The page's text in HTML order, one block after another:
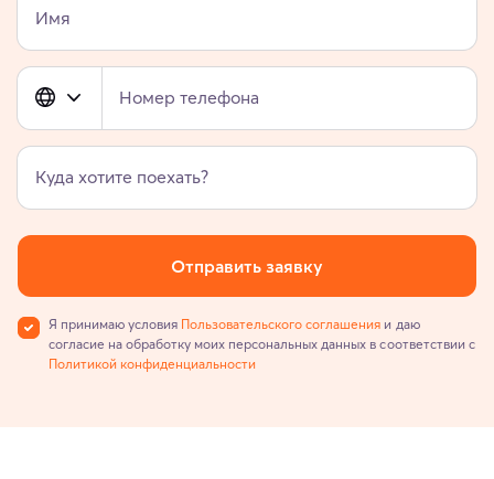
Имя
Номер телефона
Куда хотите поехать?
Отправить заявку
Я принимаю условия Пользовательского соглашения и даю
согласие на обработку моих персональных данных в соответствии с
Политикой конфиденциальности